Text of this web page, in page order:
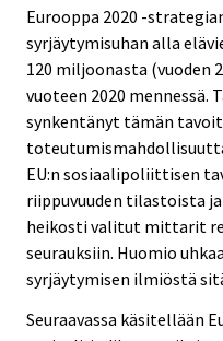
Eurooppa 2020 -
syrjäytymisuhan alla
120 miljoonasta (vuoden
vuoteen 2020
synkentänyt tämän
EU:n sosiaalipoliittisen
riippuvuuden tilastoista
heikosti valitut mittarit
seurauksiin. Huomio
syrjäytymisen ilmiöstä
Seuraavassa käsitellään